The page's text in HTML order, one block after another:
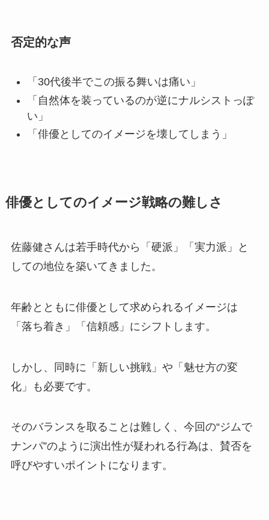
否定的な声
「30代後半でこの振る舞いは痛い」
「自然体を装っているのが逆にナルシストっぽ
い」
「俳優としてのイメージを壊してしまう」
俳優としてのイメージ戦略の難しさ
佐藤健さんは若手時代から「硬派」「実力派」と
しての地位を築いてきました。
年齢とともに俳優として求められるイメージは
「落ち着き」「信頼感」にシフトします。
しかし、同時に「新しい挑戦」や「魅せ方の変
化」も必要です。
そのバランスを取ることは難しく、今回の“ジムで
ナンパ”のように演出性が疑われる行為は、賛否を
呼びやすいポイントになります。